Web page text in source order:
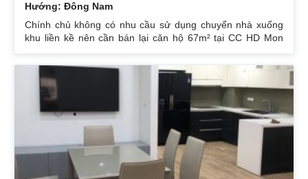
Hướng: Đông Nam
Chính chủ không có nhu cầu sử dụng chuyển nhà xuống
khu liền kề nên cần bán lại căn hộ 67m² tại CC HD Mon
công hướng Đông Nam căn góc nhiều mặt thoáng và có
ban công nhỏ phòng ngủ chính. Đồ nội thất cao cấp bán
để lại toàn bộ nội thất cao cấp theo phong cách Châu Âu.
Sổ đỏ chính chủ xem nhà 24/24. Liên hệ xem nhà:
0832133366